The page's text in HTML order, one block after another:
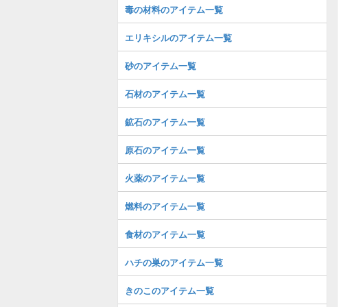
毒の材料のアイテム一覧
エリキシルのアイテム一覧
砂のアイテム一覧
石材のアイテム一覧
鉱石のアイテム一覧
原石のアイテム一覧
火薬のアイテム一覧
燃料のアイテム一覧
食材のアイテム一覧
ハチの巣のアイテム一覧
きのこのアイテム一覧